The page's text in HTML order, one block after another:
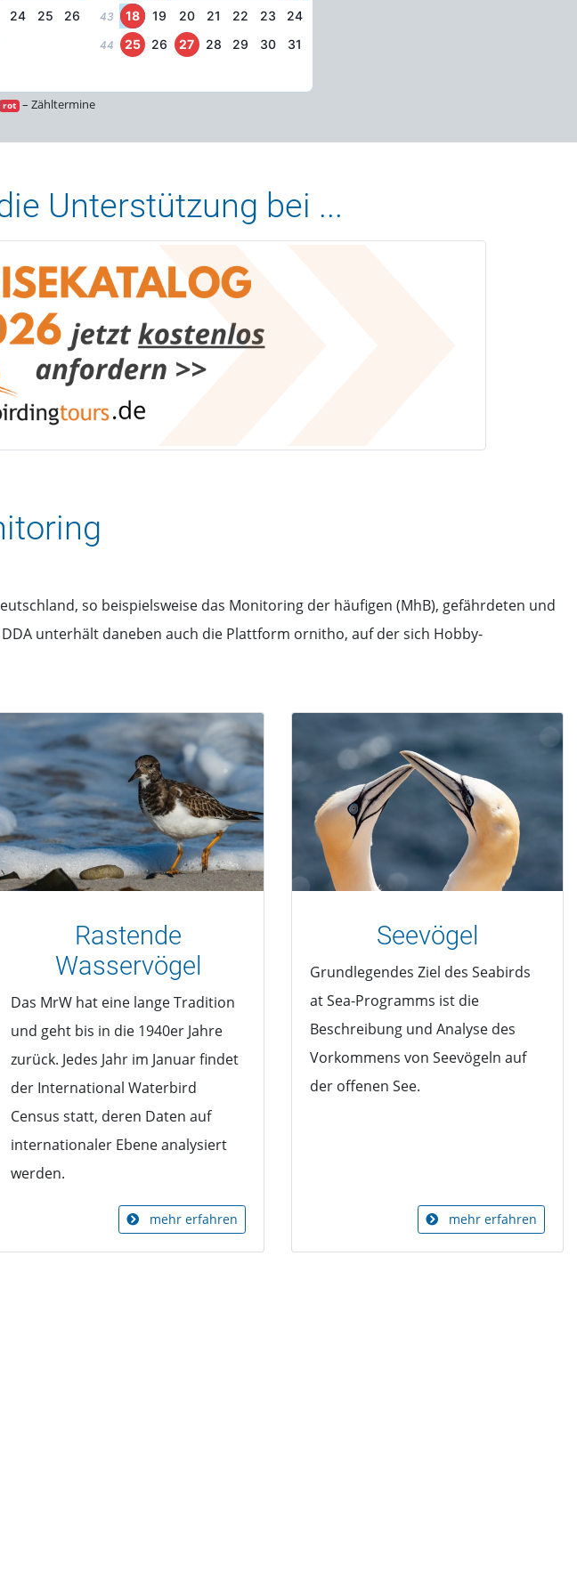
24 25 26 43 18 19 20 21 22 23 24
44 25 26 27 28 29 30 31
rot – Zähltermine
Unterstützung bei ...
so beispielsweise das Monitoring der häufigen (MhB), gefährdeten und
unterhält daneben auch die Plattform ornitho, auf der sich Hobby-
Rastende
Wasservögel
Das MrW hat eine lange Tradition
und geht bis in die 1940er Jahre
zurück. Jedes Jahr im Januar findet
der International Waterbird
Census statt, deren Daten auf
internationaler Ebene analysiert
werden.
mehr erfahren
Seevögel
Grundlegendes Ziel des Seabirds
at Sea-Programms ist die
Beschreibung und Analyse des
Vorkommens von Seevögeln auf
der offenen See.
mehr erfahren